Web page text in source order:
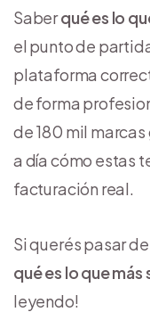
Saberqué es lo
el punto de
plataforma
de forma
de 180 mil
a día cómo estas
facturación real.
Si querés pasar
qué es lo que
leyendo!